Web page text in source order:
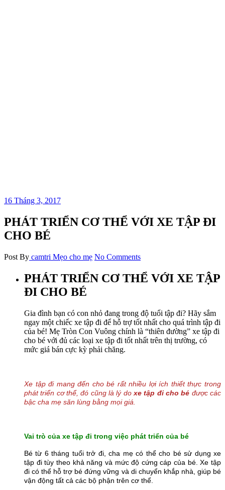
16 Tháng 3, 2017
PHÁT TRIỂN CƠ THỂ VỚI XE TẬP ĐI
CHO BÉ
Post By camtri Mẹo cho mẹ No Comments
PHÁT TRIỂN CƠ THỂ VỚI XE TẬP
ĐI CHO BÉ
Gia đình bạn có con nhỏ đang trong độ tuổi tập đi? Hãy sắm
ngay một chiếc xe tập đi để hỗ trợ tốt nhất cho quá trình tập đi
của bé! Mẹ Tròn Con Vuông chính là “thiên đường” xe tập đi
cho bé với đủ các loại xe tập đi tốt nhất trên thị trường, có
mức giá bán cực kỳ phải chăng.
Xe tập đi mang đến cho bé rất nhiều lợi ích thiết thực trong
phát triển cơ thể, đó cũng là lý do xe tập đi cho bé được các
bậc cha mẹ săn lùng bằng mọi giá.
Vai trò của xe tập đi trong việc phát triển của bé
Bé từ 6 tháng tuổi trở đi, cha mẹ có thể cho bé sử dụng xe
tập đi tùy theo khả năng và mức độ cứng cáp của bé. Xe tập
đi có thể hỗ trợ bé đứng vững và di chuyển khắp nhà, giúp bé
vận động tất cả các bộ phận trên cơ thể.